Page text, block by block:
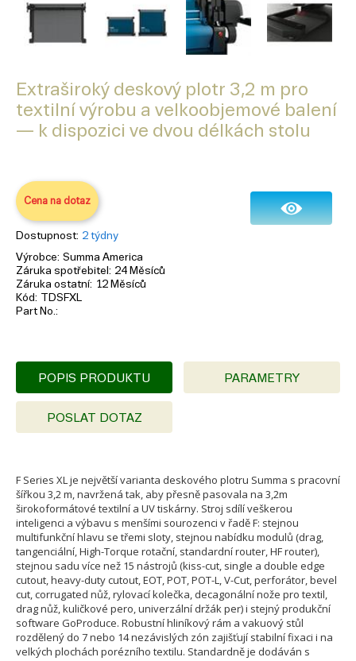
Extraširoký deskový plotr 3,2 m pro
textilní výrobu a velkoobjemové balení
— k dispozici ve dvou délkách stolu
Cena na dotaz
Dostupnost 2 týdny
Výrobce Summa America
Záruka spotřebitel
24 Měsíců
Záruka ostatní 12 Měsíců
Kód
TDSFXL
Part No.
POPIS PRODUKTU PARAMETRY
POSLAT DOTAZ
F Series XL je největší varianta deskového plotru Summa s pracovní
šířkou 3,2 m, navržená tak, aby přesně pasovala na 3,2m
širokoformátové textilní a UV tiskárny. Stroj sdílí veškerou
inteligenci a výbavu s menšími sourozenci v řadě F: stejnou
multifunkční hlavu se třemi sloty, stejnou nabídku modulů (drag,
tangenciální, High-Torque rotační, standardní router, HF router),
stejnou sadu více než 15 nástrojů (kiss-cut, single a double edge
cutout, heavy-duty cutout, EOT, POT, POT-L, V-Cut, perforátor, bevel
cut, corrugated nůž, rylovací kolečka, decagonální nože pro textil,
drag nůž, kuličkové pero, univerzální držák per) i stejný produkční
software GoProduce. Robustní hliníkový rám a vakuový stůl
rozdělený do 7 nebo 14 nezávislých zón zajišťují stabilní fixaci i na
velkých plochách porézního textilu. Standardně je dodáván s